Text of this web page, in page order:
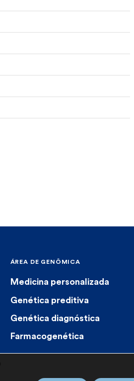
ÁREA DE GENÔMICA
Medicina personalizada
Genética preditiva
Genética diagnóstica
Farmacogenética